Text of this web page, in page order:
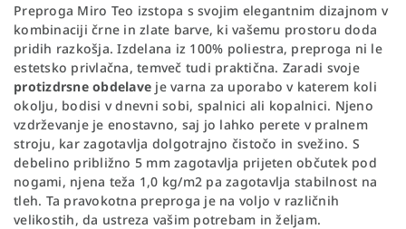
Preproga Miro Teo izstopa s svojim elegantnim dizajnom v
kombinaciji črne in zlate barve, ki vašemu prostoru doda
pridih razkošja. Izdelana iz 100% poliestra, preproga ni le
estetsko privlačna, temveč tudi praktična. Zaradi svoje
protizdrsne obdelave je varna za uporabo v katerem koli
okolju, bodisi v dnevni sobi, spalnici ali kopalnici. Njeno
vzdrževanje je enostavno, saj jo lahko perete v pralnem
stroju, kar zagotavlja dolgotrajno čistočo in svežino. S
debelino približno 5 mm zagotavlja prijeten občutek pod
nogami, njena teža 1,0 kg/m2 pa zagotavlja stabilnost na
tleh. Ta pravokotna preproga je na voljo v različnih
velikostih, da ustreza vašim potrebam in željam.